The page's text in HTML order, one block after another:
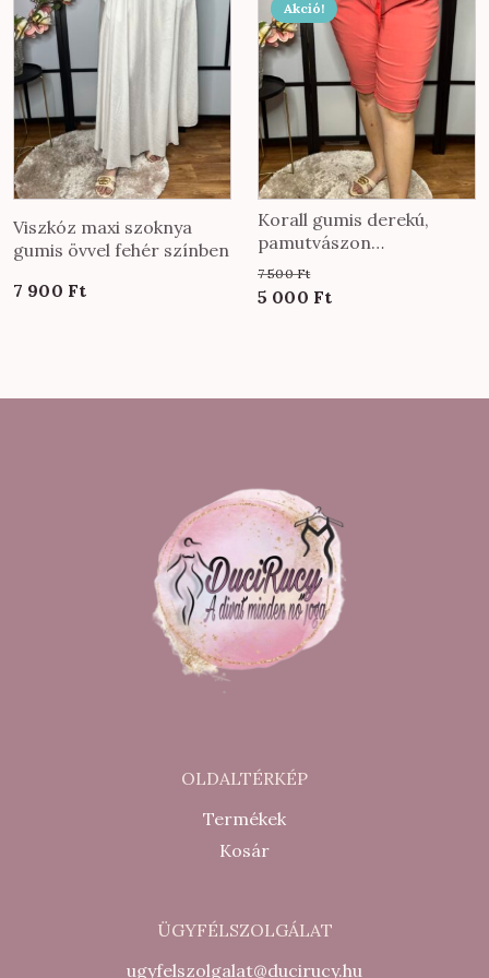
Viszkóz maxi szoknya
gumis övvel fehér színben
7 900 Ft
Akció!
Korall gumis derekú,
pamutvászon
TÉRDnadrág
7 500Ft
Original
500 Ft.
5 000 FtCurrent
000 Ft.
OLDALTÉRKÉP
Termékek
Kosár
ÜGYFÉLSZOLGÁLAT
ugyfelszolgalat@ducirucy.hu